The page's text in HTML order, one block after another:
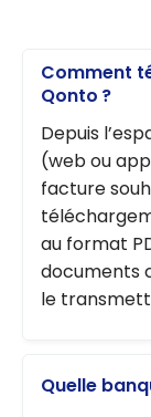
Comment
Qonto ?
Depuis
(web ou
facture
au format
documents
le
Quelle